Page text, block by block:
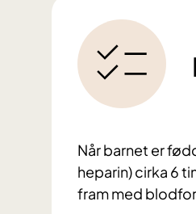
Når barnet er
heparin) cirka 6
fram med